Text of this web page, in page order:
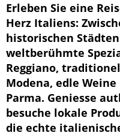
Erleben Sie eine
Herz Italiens:
historischen
weltberühmte
Reggiano,
Modena, edle
Parma. Geniesse
besuche lokale
die echte